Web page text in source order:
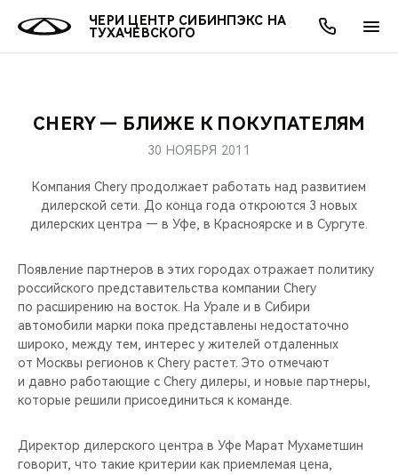
ЧЕРИ ЦЕНТР СИБИНПЭКС НА
ТУХАЧЕВСКОГО
МОДЕЛИ
КРОССОВЕРЫ
СЕДАНЫ
НОВИНКИ
ПОКУПАТЕЛЯМ
КРЕДИТ И СТРАХОВАНИЕ
ВЛАДЕЛЬЦАМ
ЗАПЧАСТИ И АКСЕССУАРЫ
ПОДДЕРЖКА
CHERY CONNECT
МИР CHERY
О БРЕНДЕ
CHERY В СОЦСЕТЯХ
ЛЮДИ CHERY
БЛАГОТВОРИТЕЛЬНОСТЬ
CHERY REMOTE
CHERY И СПОРТ
АКЦИИ
ОНЛАЙН СЕРВИСЫ
КРЕДИТ
О КОМПАНИИ
МЫ В СОЦСЕТЯХ
CHERY — БЛИЖЕ К ПОКУПАТЕЛЯМ
30 НОЯБРЯ 2011
Компания Chery продолжает работать над развитием
дилерской сети. До конца года откроются 3 новых
дилерских центра — в Уфе, в Красноярске и в Сургуте.
Появление партнеров в этих городах отражает политику
российского представительства компании Chery
по расширению на восток. На Урале и в Сибири
автомобили марки пока представлены недостаточно
широко, между тем, интерес у жителей отдаленных
от Москвы регионов к Chery растет. Это отмечают
и давно работающие с Chery дилеры, и новые партнеры,
которые решили присоединиться к команде.
Директор дилерского центра в Уфе Марат Мухаметшин
говорит, что такие критерии как приемлемая цена,